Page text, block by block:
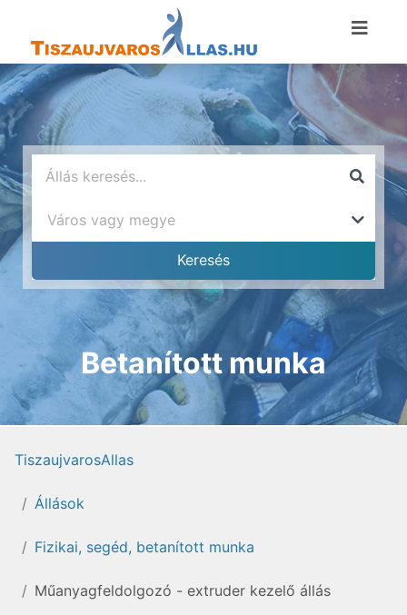
Betanított munka
TiszaujvarosAllas
Állások
Fizikai, segéd, betanított munka
Műanyagfeldolgozó - extruder kezelő állás